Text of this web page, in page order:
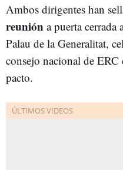
Ambos dirigentes han
reunión a puerta cerrada
Palau de la Generalitat,
consejo nacional de ERC
pacto.